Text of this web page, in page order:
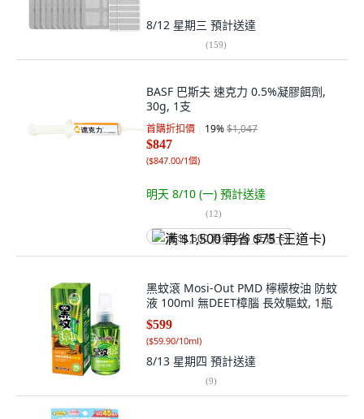
8/12 星期三 預計送達
(159)
BASF 巴斯夫 速克力 0.5%凝膠餌劑,
30g, 1支
首購折扣價 19%$1,047
$847
($847.00/1個)
明天 8/10 (一) 預計送達
(12)
满 $1,500 再省 $75 (王道卡)
黑蚊滾 Mosi-Out PMD 檸檬桉油 防蚊
液 100ml 無DEET樟腦 長效驅蚊, 1瓶
$599
($59.90/10ml)
8/13 星期四 預計送達
(9)